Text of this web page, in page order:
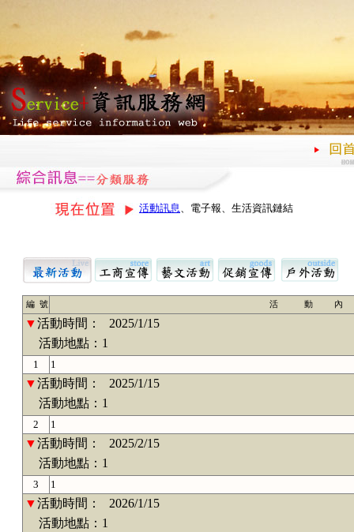
活動訊息、電子報、生活資訊鏈結
編 號 活 動 內
▼活動時間：
2025/1/15
活動地點：1
1 1
▼活動時間：
2025/1/15
活動地點：1
2 1
▼活動時間：
2025/2/15
活動地點：1
3 1
▼活動時間：
2026/1/15
活動地點：1